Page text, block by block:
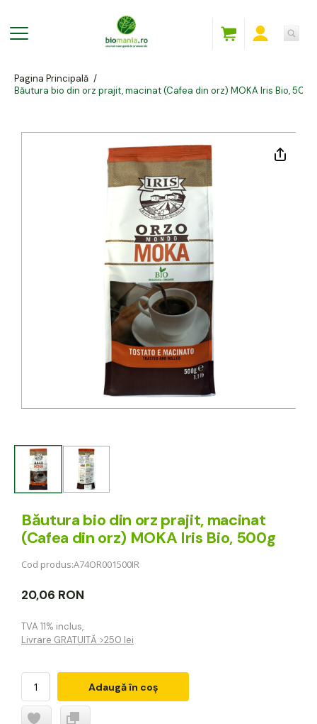
Pagina Principală /
Băutura bio din orz prajit, macinat (Cafea din orz) MOKA Iris Bio, 500g
Băutura bio din orz prajit, macinat
(Cafea din orz) MOKA Iris Bio, 500g
Cod produs:A74OR001500IR
20,06 RON
TVA 11% inclus,
Livrare GRATUITĂ >250 lei
Adaugă în coș